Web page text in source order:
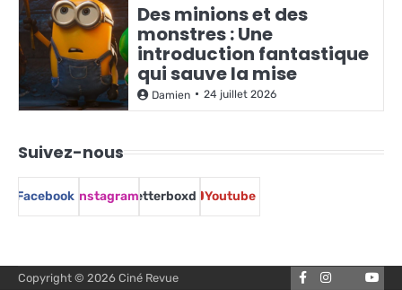
Des minions et des
monstres : Une
introduction fantastique
qui sauve la mise
Damien 24 juillet 2026
Suivez-nous
Facebook InstagramLetterboxd Youtube
Copyright © 2026 Ciné Revue FacebookInstagram